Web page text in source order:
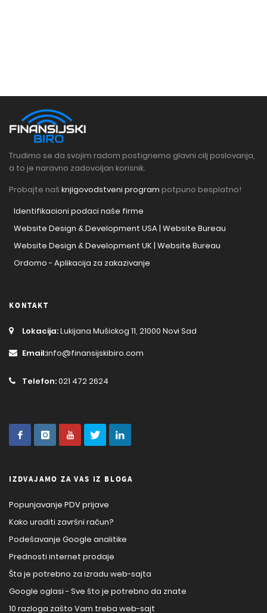
Trudimo se da svojim radom postignemo glavni cilj poslovanja,
a to je naravno zadovoljan korisnik.
Probajte naš knjigovodstveni program potpuno besplatno!
Identifikacioni podaci naše firme
Website Design & Development USA | Website Bureau
Website Design & Development UK | Website Bureau
Ordomo - Aplikacija za zakazivanje
KONTAKT
Lokacija:Lukijana Mušickog 11, 21000 Novi Sad
Email:info@finansijskibiro.com
Telefon:021 472 2624
IZDVAJAMO ZA VAS IZ BLOGA
Popunjavanje PDV prijave
Kako uraditi završni račun?
Podešavanje Google analitike
Prednosti internet prodaje
Šta je potrebno za izradu web-sajta
Google oglasi - Sve što je potrebno da znate
10 razloga zašto Vam treba web-sajt